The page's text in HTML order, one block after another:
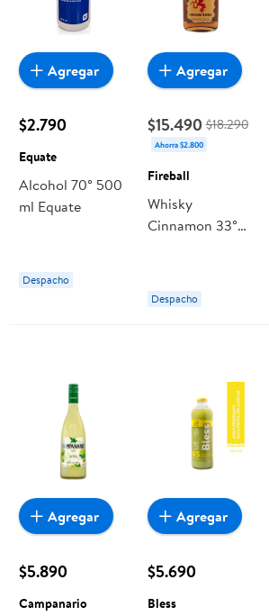
$2.790
Equate
Alcohol 70° 500
ml Equate
Despacho
Agregar
$15.490 $18.290
Ahorra $2.800
Fireball
Whisky
Cinnamon 33°
Despacho
Agregar
$5.890
Campanario
Agregar
$5.690
Bless
Agregar